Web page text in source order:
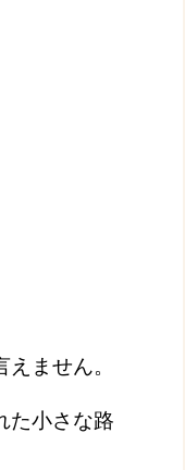
ません。
た小さな路